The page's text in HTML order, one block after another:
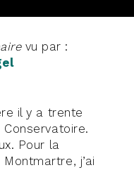
vu par :
il y a trente
Conservatoire.
Pour la
j’ai